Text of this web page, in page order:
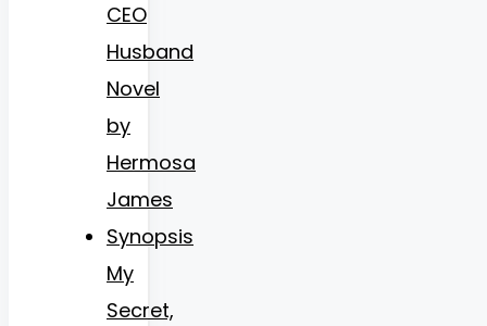
CEO
Husband
Novel
by
Hermosa
James
Synopsis
My
Secret,